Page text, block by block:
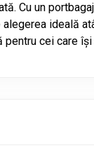
Cu un
ideală
pentru cei care